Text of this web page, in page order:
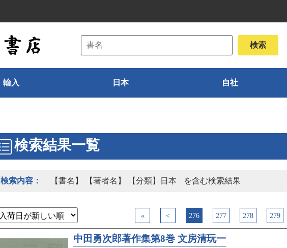
輸入 日本 自社
検索結果一覧
検索内容： 【書名】 【著者名】 【分類】日本 を含む検索結果
« < 276 277 278 279
中田勇次郎著作集第8巻 文房清玩一